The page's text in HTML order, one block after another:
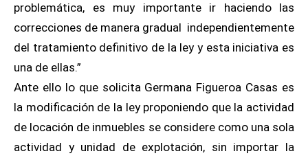
problemática, es muy importante ir haciendo las
correcciones de manera gradual independientemente
del tratamiento definitivo de la ley y esta iniciativa es
una de ellas.”
Ante ello lo que solicita Germana Figueroa Casas es
la modificación de la ley proponiendo que la actividad
de locación de inmuebles se considere como una sola
actividad y unidad de explotación, sin importar la